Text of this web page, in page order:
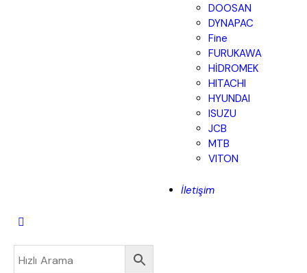
DOOSAN
DYNAPAC
Fine
FURUKAWA
HİDROMEK
HITACHI
HYUNDAI
ISUZU
JCB
MTB
VITON
İletişim